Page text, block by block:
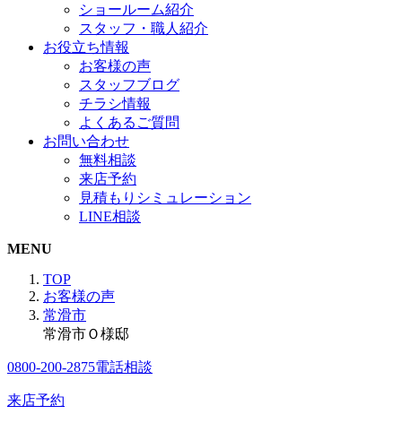
ショールーム紹介
スタッフ・職人紹介
お役立ち情報
お客様の声
スタッフブログ
チラシ情報
よくあるご質問
お問い合わせ
無料相談
来店予約
見積もりシミュレーション
LINE相談
MENU
TOP
お客様の声
常滑市
常滑市Ｏ様邸
0800-200-2875電話相談
来店予約